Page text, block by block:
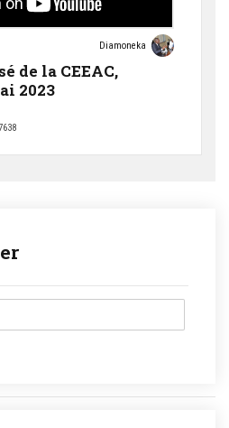
Diamoneka
de la CEEAC,
2023